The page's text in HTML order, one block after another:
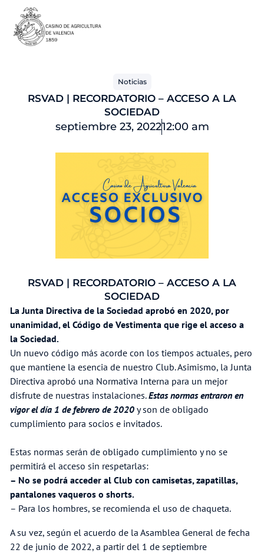
al
Noticias
RSVAD | RECORDATORIO – ACCESO A LA
SOCIEDAD
septiembre 23, 202212:00 am
RSVAD | RECORDATORIO – ACCESO A LA
SOCIEDAD
La Junta Directiva de la Sociedad aprobó en 2020, por
unanimidad, el Código de Vestimenta que rige el acceso a
la Sociedad.
Un nuevo código más acorde con los tiempos actuales, pero
que mantiene la esencia de nuestro Club. Asimismo, la Junta
Directiva aprobó una Normativa Interna para un mejor
disfrute de nuestras instalaciones.Estas normas entraron en
vigor el día 1 de febrero de 2020 y son de obligado
cumplimiento para socios e invitados.
Estas normas serán de obligado cumplimiento y no se
permitirá el acceso sin respetarlas:
– No se podrá acceder al Club con camisetas, zapatillas,
pantalones vaqueros o shorts.
– Para los hombres, se recomienda el uso de chaqueta.
A su vez, según el acuerdo de la Asamblea General de fecha
22 de junio de 2022, a partir del 1 de septiembre